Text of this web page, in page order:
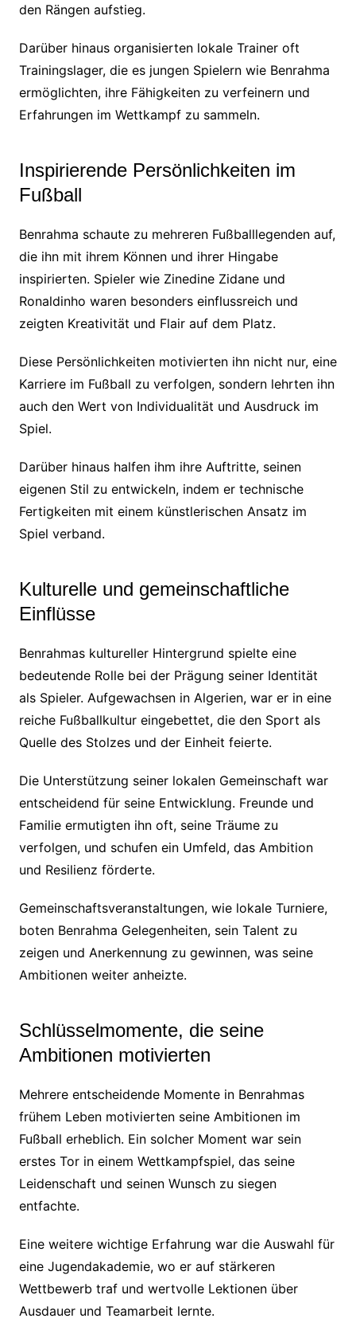
den Rängen aufstieg.
Darüber hinaus organisierten lokale Trainer oft
Trainingslager, die es jungen Spielern wie Benrahma
ermöglichten, ihre Fähigkeiten zu verfeinern und
Erfahrungen im Wettkampf zu sammeln.
Inspirierende Persönlichkeiten im
Fußball
Benrahma schaute zu mehreren Fußballlegenden auf,
die ihn mit ihrem Können und ihrer Hingabe
inspirierten. Spieler wie Zinedine Zidane und
Ronaldinho waren besonders einflussreich und
zeigten Kreativität und Flair auf dem Platz.
Diese Persönlichkeiten motivierten ihn nicht nur, eine
Karriere im Fußball zu verfolgen, sondern lehrten ihn
auch den Wert von Individualität und Ausdruck im
Spiel.
Darüber hinaus halfen ihm ihre Auftritte, seinen
eigenen Stil zu entwickeln, indem er technische
Fertigkeiten mit einem künstlerischen Ansatz im
Spiel verband.
Kulturelle und gemeinschaftliche
Einflüsse
Benrahmas kultureller Hintergrund spielte eine
bedeutende Rolle bei der Prägung seiner Identität
als Spieler. Aufgewachsen in Algerien, war er in eine
reiche Fußballkultur eingebettet, die den Sport als
Quelle des Stolzes und der Einheit feierte.
Die Unterstützung seiner lokalen Gemeinschaft war
entscheidend für seine Entwicklung. Freunde und
Familie ermutigten ihn oft, seine Träume zu
verfolgen, und schufen ein Umfeld, das Ambition
und Resilienz förderte.
Gemeinschaftsveranstaltungen, wie lokale Turniere,
boten Benrahma Gelegenheiten, sein Talent zu
zeigen und Anerkennung zu gewinnen, was seine
Ambitionen weiter anheizte.
Schlüsselmomente, die seine
Ambitionen motivierten
Mehrere entscheidende Momente in Benrahmas
frühem Leben motivierten seine Ambitionen im
Fußball erheblich. Ein solcher Moment war sein
erstes Tor in einem Wettkampfspiel, das seine
Leidenschaft und seinen Wunsch zu siegen
entfachte.
Eine weitere wichtige Erfahrung war die Auswahl für
eine Jugendakademie, wo er auf stärkeren
Wettbewerb traf und wertvolle Lektionen über
Ausdauer und Teamarbeit lernte.